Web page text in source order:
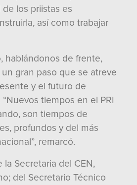
los priistas es
así como trabajar
hablándonos de frente,
gran paso que se atreve
y el futuro de
tiempos en el PRI
son tiempos de
profundos y del más
remarcó.
la Secretaria del CEN,
del Secretario Técnico